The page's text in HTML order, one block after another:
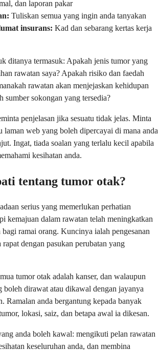
dan laporan pakar
Tuliskan semua yang ingin anda tanyakan
insurans: Kad dan sebarang kertas kerja
ditanya termasuk: Apakah jenis tumor yang
rawatan saya? Apakah risiko dan faedah
rawatan akan menjejaskan kehidupan
sumber sokongan yang tersedia?
penjelasan jika sesuatu tidak jelas. Minta
laman web yang boleh dipercayai di mana anda
Ingat, tiada soalan yang terlalu kecil apabila
kesihatan anda.
tentang tumor otak?
serius yang memerlukan perhatian
kemajuan dalam rawatan telah meningkatkan
ramai orang. Kuncinya ialah pengesanan
dengan pasukan perubatan yang
tumor otak adalah kanser, dan walaupun
boleh dirawat atau dikawal dengan jayanya
Ramalan anda bergantung kepada banyak
lokasi, saiz, dan betapa awal ia dikesan.
anda boleh kawal: mengikuti pelan rawatan
keseluruhan anda, dan membina